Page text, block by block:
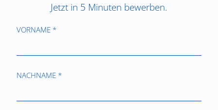
Jetzt in 5 Minuten bewerben.
VORNAME *
NACHNAME *